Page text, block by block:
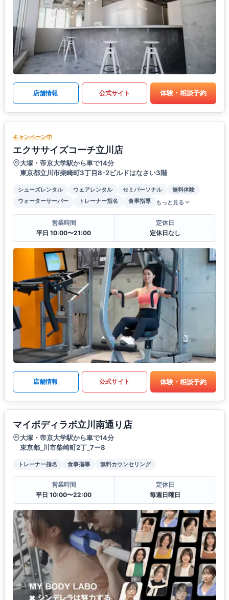
店舗情報 公式サイト 体験・相談予約
キャンペーン中
エクササイズコーチ立川店
大塚・帝京大学駅から車で14分
東京都立川市柴崎町3丁目8-2ビルドはなさい3階
シューズレンタル ウェアレンタル セミパーソナル
無料体験
ウォーターサーバー
トレーナー指名 食事指導 もっと見る
営業時間
平日 10:00〜21:00
定休日
定休日なし
店舗情報 公式サイト 体験・相談予約
マイボディラボ立川南通り店
大塚・帝京大学駅から車で14分
東京都_川市柴崎町2丁_7ー8
トレーナー指名 食事指導 無料カウンセリング
営業時間
平日 10:00〜22:00
定休日
毎週日曜日